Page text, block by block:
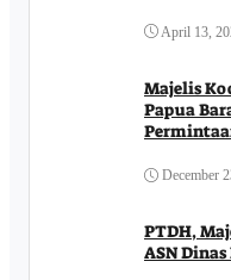
April 13,
Majelis
Papua
December
PTDH,
ASN